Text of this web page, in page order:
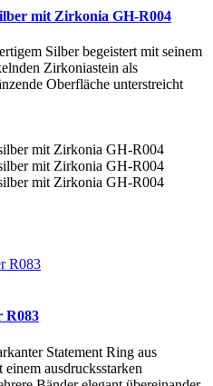
mit Zirkonia GH-R004
Silber begeistert mit seinem
Zirkoniastein als
Oberfläche unterstreicht
R083
Statement Ring aus
ausdrucksstarken